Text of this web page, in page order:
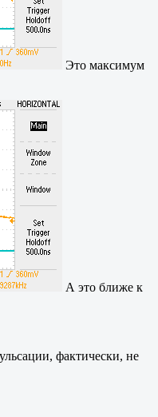
Это максимум
А это ближе к
фактически, не